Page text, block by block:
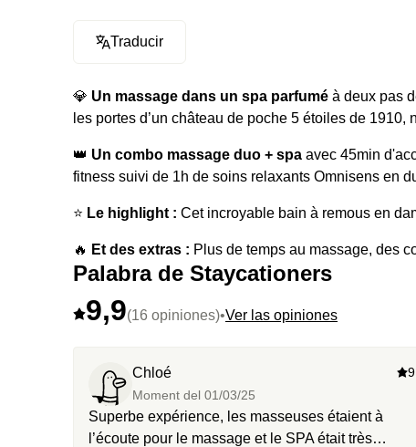
Traducir
💎 Un massage dans un spa parfumé à deux pas
les portes d’un château de poche 5 étoiles de 1910,
👑 Un combo massage duo + spa avec 45min
fitness suivi de 1h de soins relaxants Omnisens en
⭐️ Le highlight : Cet incroyable bain à remous en
🔥 Et des extras : Plus de temps au massage, des
Palabra de Staycationers
9,9(16 opiniones)•Ver las opiniones
Chloé
Moment del 01/03/25
Superbe expérience, les masseuses étaient à
l’écoute pour le massage et le SPA était très